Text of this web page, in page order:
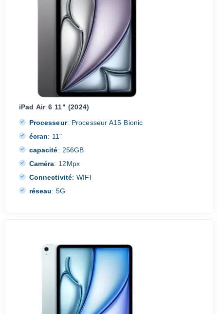
iPad Air 6 11" (2024)
Processeur: Processeur A15 Bionic
écran: 11"
capacité: 256GB
Caméra: 12Mpx
Connectivité: WIFI
réseau: 5G